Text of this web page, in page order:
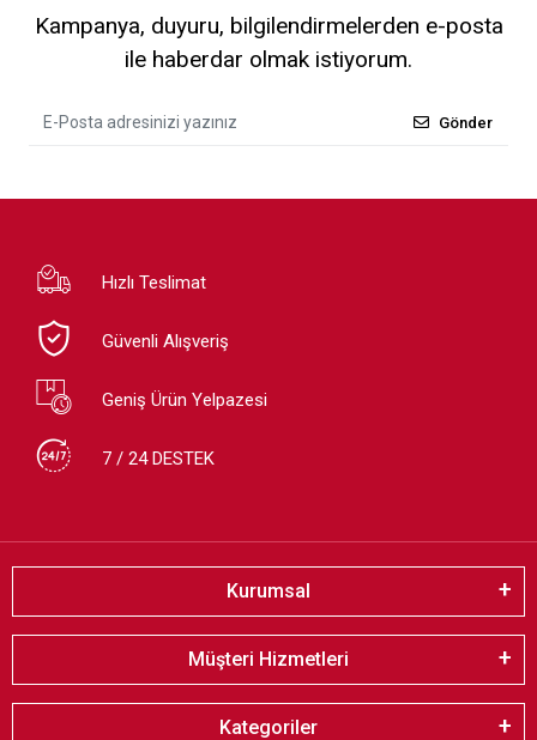
Kampanya, duyuru, bilgilendirmelerden e-posta
ile haberdar olmak istiyorum.
Gönder
Hızlı Teslimat
Güvenli Alışveriş
Geniş Ürün Yelpazesi
7 / 24 DESTEK
Kurumsal
Müşteri Hizmetleri
Kategoriler